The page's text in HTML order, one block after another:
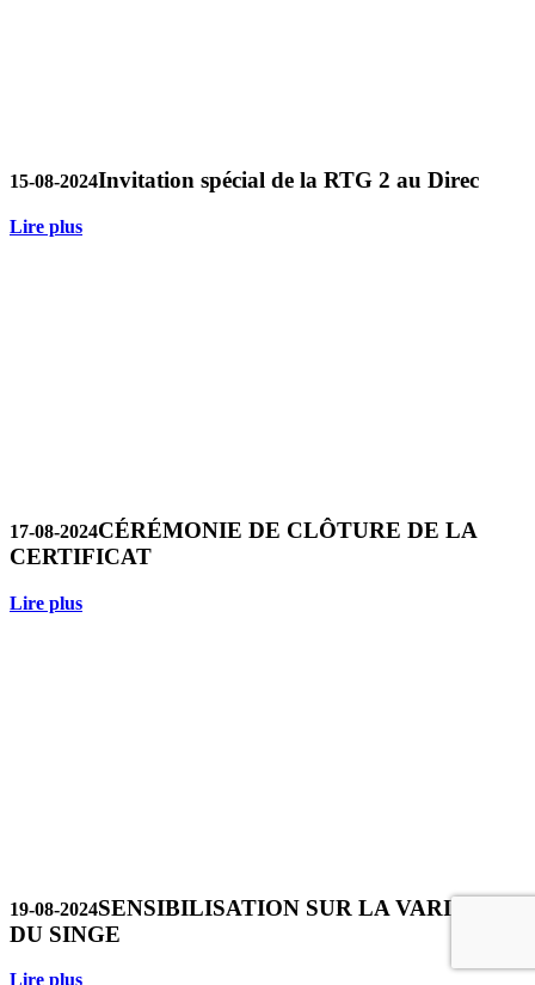
15-08-2024Invitation spécial de la RTG 2 au Direc
Lire plus
17-08-2024CÉRÉMONIE DE CLÔTURE DE LA
CERTIFICAT
Lire plus
19-08-2024SENSIBILISATION SUR LA VARIOLE
DU SINGE
Lire plus